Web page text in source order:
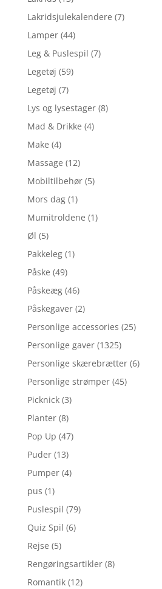
Lakridsjulekalendere (7)
Lamper (44)
Leg & Puslespil (7)
Legetøj (59)
Legetøj (7)
Lys og lysestager (8)
Mad & Drikke (4)
Make (4)
Massage (12)
Mobiltilbehør (5)
Mors dag (1)
Mumitroldene (1)
Øl (5)
Pakkeleg (1)
Påske (49)
Påskeæg (46)
Påskegaver (2)
Personlige accessories (25)
Personlige gaver (1325)
Personlige skærebrætter (6)
Personlige strømper (45)
Picknick (3)
Planter (8)
Pop Up (47)
Puder (13)
Pumper (4)
pus (1)
Puslespil (79)
Quiz Spil (6)
Rejse (5)
Rengøringsartikler (8)
Romantik (12)